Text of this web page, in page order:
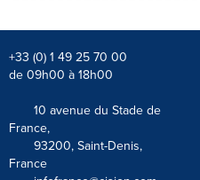
+33 (0) 1 49 25 70 00
de 09h00 à 18h00
10 avenue du Stade de
France,
93200, Saint-Denis,
France